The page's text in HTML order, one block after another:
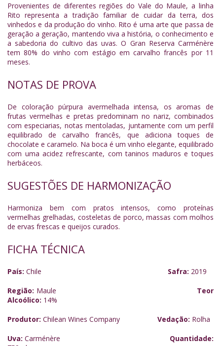
Provenientes de diferentes regiões do Vale do Maule, a linha
Rito representa a tradição familiar de cuidar da terra, dos
vinhedos e da produção do vinho. Rito é uma arte que passa de
geração a geração, mantendo viva a história, o conhecimento e
a sabedoria do cultivo das uvas. O Gran Reserva Carménère
tem 80% do vinho com estágio em carvalho francês por 11
meses.
NOTAS DE PROVA
De coloração púrpura avermelhada intensa, os aromas de
frutas vermelhas e pretas predominam no nariz, combinados
com especiarias, notas mentoladas, juntamente com um perfil
equilibrado de carvalho francês, que adiciona toques de
chocolate e caramelo. Na boca é um vinho elegante, equilibrado
com uma acidez refrescante, com taninos maduros e toques
herbáceos.
SUGESTÕES DE HARMONIZAÇÃO
Harmoniza bem com pratos intensos, como proteínas
vermelhas grelhadas, costeletas de porco, massas com molhos
de ervas frescas e queijos curados.
FICHA TÉCNICA
País: Chile Safra: 2019
Região: Maule
Teor
Alcoólico: 14%
Produtor: Chilean Wines Company Vedação: Rolha
Uva: Carménère
Quantidade: